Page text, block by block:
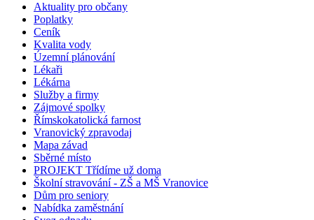
Aktuality pro občany
Poplatky
Ceník
Kvalita vody
Územní plánování
Lékaři
Lékárna
Služby a firmy
Zájmové spolky
Římskokatolická farnost
Vranovický zpravodaj
Mapa závad
Sběrné místo
PROJEKT Třídíme už doma
Školní stravování - ZŠ a MŠ Vranovice
Dům pro seniory
Nabídka zaměstnání